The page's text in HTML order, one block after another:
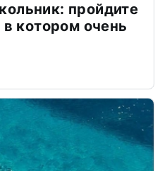
пройдите
котором очень